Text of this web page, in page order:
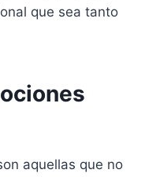
que sea tanto
aquellas que no